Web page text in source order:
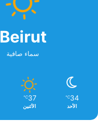
Beirut
سماء صافية
34
℃
الأحد
37
℃
الأثنين